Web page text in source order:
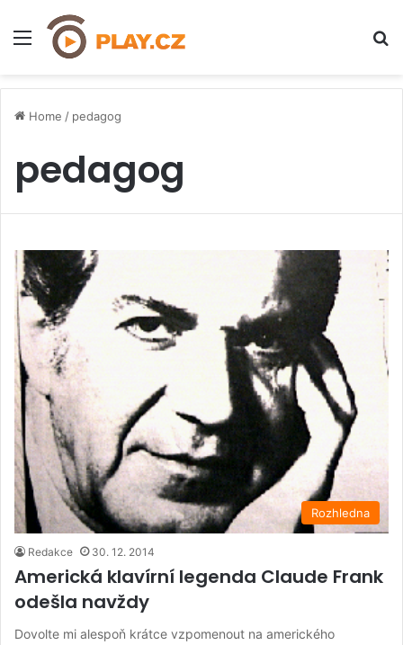
Menu
Home / pedagog
pedagog
Rozhledna
Redakce 30. 12. 2014
Americká klavírní legenda Claude Frank
odešla navždy
Dovolte mi alespoň krátce vzpomenout na amerického